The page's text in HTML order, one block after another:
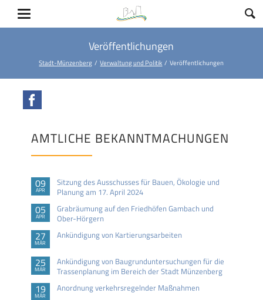
Veröffentlichungen
Stadt-Münzenberg Verwaltung und Politik Veröffentlichungen
AMTLICHE BEKANNTMACHUNGEN
09
APR
Sitzung des Ausschusses für Bauen, Ökologie und
Planung am 17. April 2024
05
APR
Grabräumung auf den Friedhöfen Gambach und
Ober-Hörgern
27
MÄR
Ankündigung von Kartierungsarbeiten
25
MÄR
Ankündigung von Baugrunduntersuchungen für die
Trassenplanung im Bereich der Stadt Münzenberg
19
MÄR
Anordnung verkehrsregelnder Maßnahmen